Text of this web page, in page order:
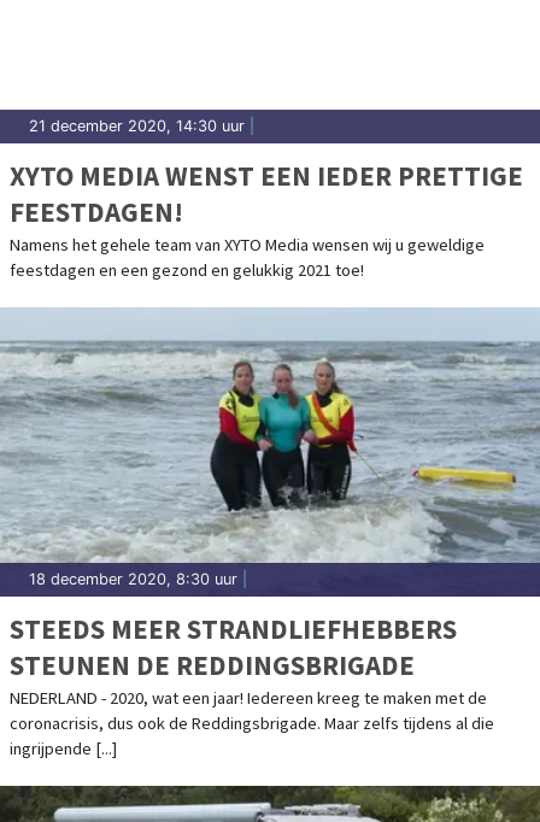
21 december 2020, 14:30 uur
XYTO MEDIA WENST EEN IEDER PRETTIGE
FEESTDAGEN!
Namens het gehele team van XYTO Media wensen wij u geweldige
feestdagen en een gezond en gelukkig 2021 toe!
18 december 2020, 8:30 uur
STEEDS MEER STRANDLIEFHEBBERS
STEUNEN DE REDDINGSBRIGADE
NEDERLAND - 2020, wat een jaar! Iedereen kreeg te maken met de
coronacrisis, dus ook de Reddingsbrigade. Maar zelfs tijdens al die
ingrijpende [...]